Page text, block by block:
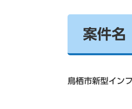
案件名
鳥栖市新型イン